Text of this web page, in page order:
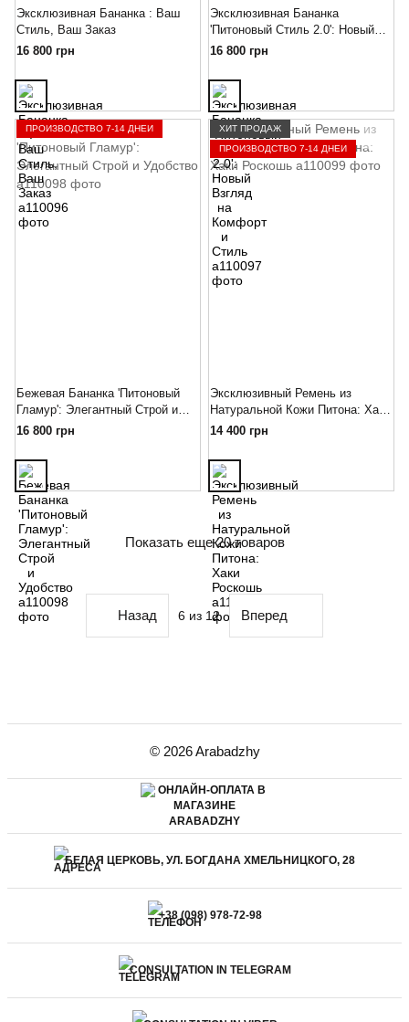
Эксклюзивная Бананка : Ваш
Стиль, Ваш Заказ
16 800 грн
Эксклюзивная Бананка
'Питоновый Стиль 2.0': Новый
Взгляд на Комфорт и Стиль
16 800 грн
ПРОИЗВОДСТВО 7-14 ДНЕЙ
Бежевая Бананка 'Питоновый
Гламур': Элегантный Строй и
Удобство
16 800 грн
ХИТ ПРОДАЖ
ПРОИЗВОДСТВО 7-14 ДНЕЙ
Эксклюзивный Ремень из
Натуральной Кожи Питона: Хаки
Роскошь
14 400 грн
Показать еще 20 товаров
Назад 6 из 12 Вперед
© 2026 Arabadzhy
БЕЛАЯ ЦЕРКОВЬ, УЛ. БОГДАНА ХМЕЛЬНИЦКОГО, 28
+38 (098) 978-72-98
CONSULTATION IN TELEGRAM